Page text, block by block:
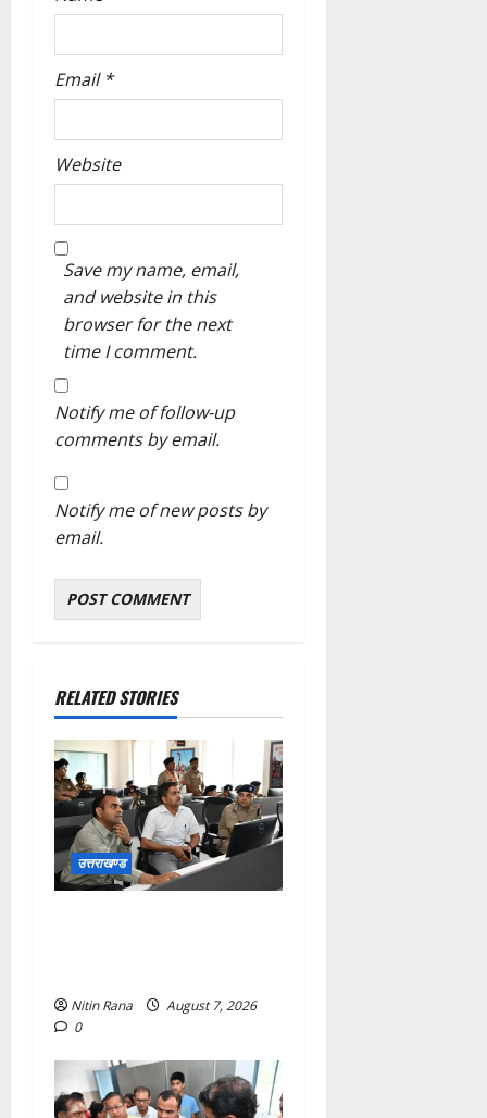
Email *
Website
Save my name, email,
and website in this
browser for the next
time I comment.
Notify me of follow-up
comments by email.
Notify me of new posts by
email.
RELATED STORIES
उत्तराखण्ड
Nitin Rana
August 7, 2026
0